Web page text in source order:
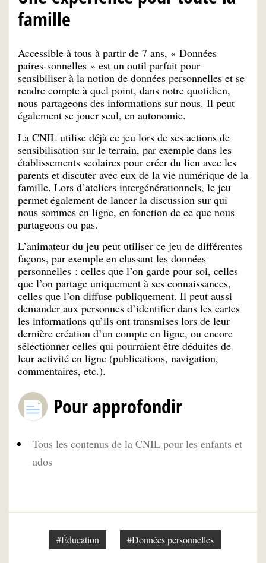
famille
Accessible à tous à partir de 7 ans, « Données
paires-sonnelles » est un outil parfait pour
sensibiliser à la notion de données personnelles et se
rendre compte à quel point, dans notre quotidien,
nous partageons des informations sur nous. Il peut
également se jouer seul, en autonomie.
La CNIL utilise déjà ce jeu lors de ses actions de
sensibilisation sur le terrain, par exemple dans les
établissements scolaires pour créer du lien avec les
parents et discuter avec eux de la vie numérique de la
famille. Lors d’ateliers intergénérationnels, le jeu
permet également de lancer la discussion sur qui
nous sommes en ligne, en fonction de ce que nous
partageons ou pas.
L’animateur du jeu peut utiliser ce jeu de différentes
façons, par exemple en classant les données
personnelles : celles que l’on garde pour soi, celles
que l’on partage uniquement à ses connaissances,
celles que l’on diffuse publiquement. Il peut aussi
demander aux personnes d’identifier dans les cartes
les informations qu’ils ont transmises lors de leur
dernière création d’un compte en ligne, ou encore
sélectionner celles qui pourraient être déduites de
leur activité en ligne (publications, navigation,
commentaires, etc.).
Pour approfondir
Tous les contenus de la CNIL pour les enfants et
ados
#Éducation #Données personnelles